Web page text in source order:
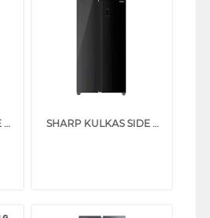
SHARP KULKAS SIDE BY SIDE REFRIGERATOR SJIS50MASL SHARP KULKAS SIDE BY SIDE REFRIGERATOR SJIS61GABK